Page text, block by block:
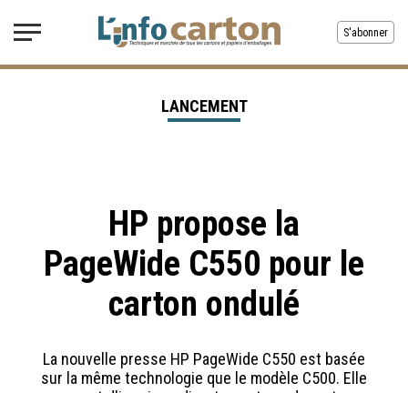
S'abonner
HP propose la
PageWide C550 pour le
carton ondulé
La nouvelle presse HP PageWide C550 est basée
sur la même technologie que le modèle C500. Elle
LANCEMENT